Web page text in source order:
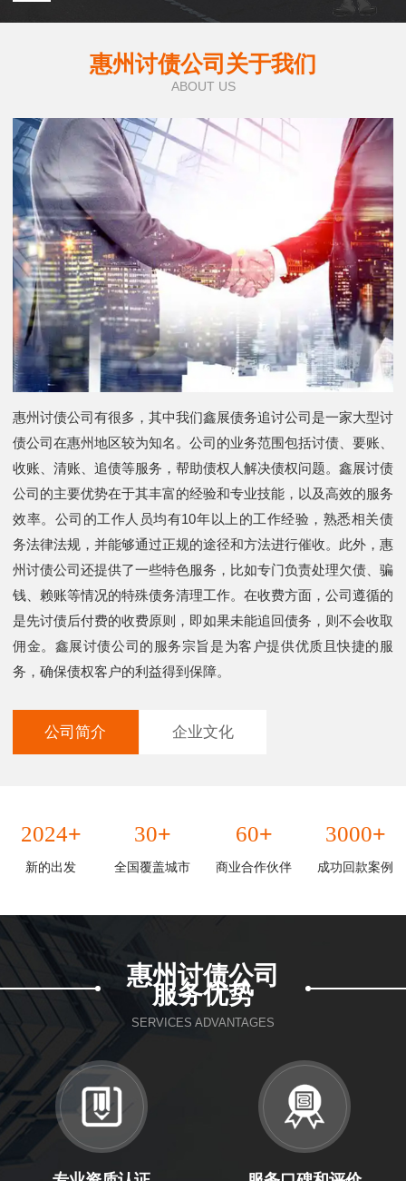
惠州讨债公司关于我们
ABOUT US
惠州讨债公司有很多，其中我们鑫展债务追讨公司是一家大型讨
债公司在惠州地区较为知名。公司的业务范围包括讨债、要账、
收账、清账、追债等服务，帮助债权人解决债权问题。鑫展讨债
公司的主要优势在于其丰富的经验和专业技能，以及高效的服务
效率。公司的工作人员均有10年以上的工作经验，熟悉相关债
务法律法规，并能够通过正规的途径和方法进行催收。此外，惠
州讨债公司还提供了一些特色服务，比如专门负责处理欠债、骗
钱、赖账等情况的特殊债务清理工作。在收费方面，公司遵循的
是先讨债后付费的收费原则，即如果未能追回债务，则不会收取
佣金。鑫展讨债公司的服务宗旨是为客户提供优质且快捷的服
务，确保债权客户的利益得到保障。
公司简介 企业文化
2024+
新的出发
30+
全国覆盖城市
60+
商业合作伙伴
3000+
成功回款案例
惠州讨债公司
服务优势
SERVICES ADVANTAGES